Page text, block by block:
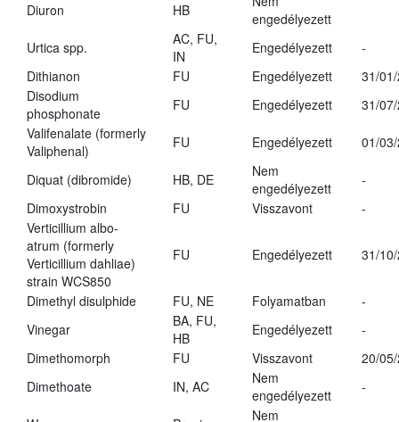
Diuron
HB
engedélyezett
Urtica spp.
AC, FU,
IN
Engedélyezett
-
Dithianon
FU Engedélyezett
31/
Disodium
phosphonate
FU Engedélyezett
31/
Valifenalate (formerly
Valiphenal)
FU Engedélyezett 01/
Diquat (dibromide) HB, DE
Nem
engedélyezett
-
Dimoxystrobin
FU Visszavont
-
Verticillium albo-
atrum (formerly
Verticillium dahliae)
strain WCS850
FU Engedélyezett 31/
Dimethyl disulphide FU, NE Folyamatban
-
Vinegar
BA, FU,
HB
Engedélyezett
-
Dimethomorph
FU Visszavont
20/
Dimethoate
IN, AC
Nem
engedélyezett
-
Nem